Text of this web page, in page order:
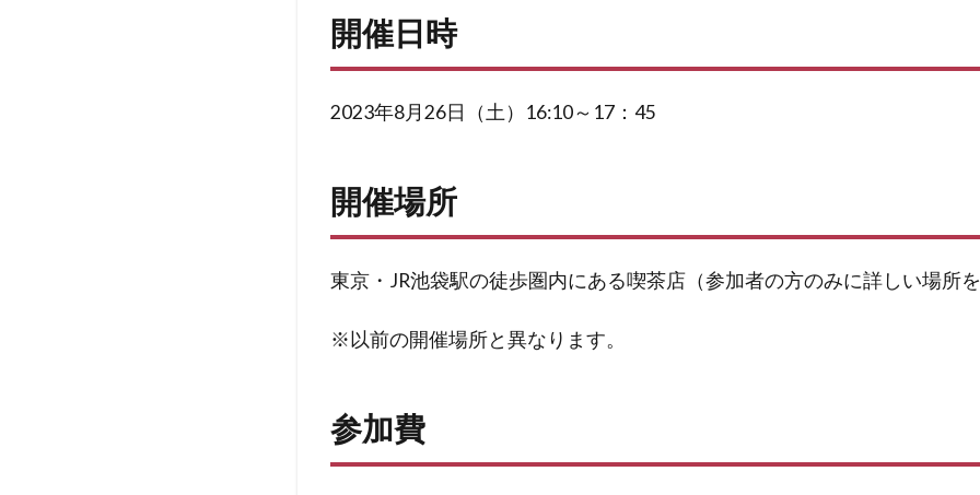
開催日時
2023年8月26日（土）16:10～17：45
開催場所
東京・JR池袋駅の徒歩圏内にある喫茶店（参加者の方のみに詳しい場所
※以前の開催場所と異なります。
参加費